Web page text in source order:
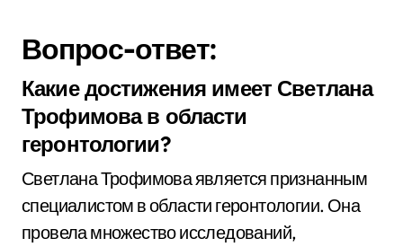
Вопрос-ответ:
Какие достижения имеет Светлана
Трофимова в области
геронтологии?
Светлана Трофимова является признанным
специалистом в области геронтологии. Она
провела множество исследований,